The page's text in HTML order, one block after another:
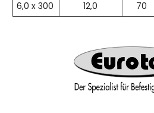
6,0 x 300
12,0 70